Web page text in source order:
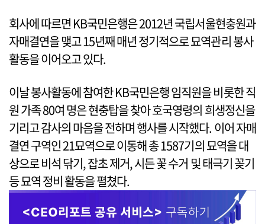
회사에 따르면 KB국민은행은 2012년 국립서울현충원과
자매결연을 맺고 15년째 매년 정기적으로 묘역관리 봉사
활동을 이어오고 있다.
이날 봉사활동에 참여한 KB국민은행 임직원을 비롯한 직
원 가족 80여 명은 현충탑을 찾아 호국영령의 희생정신을
기리고 감사의 마음을 전하며 행사를 시작했다. 이어 자매
결연 구역인 21묘역으로 이동해 총 1587기의 묘역을 대
상으로 비석 닦기, 잡초 제거, 시든 꽃 수거 및 태극기 꽂기
등 묘역 정비 활동을 펼쳤다.